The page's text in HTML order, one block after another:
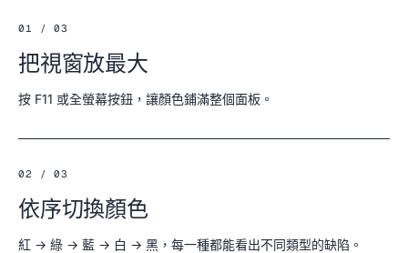
01 / 03
把視窗放最大
按 F11 或全螢幕按鈕，讓顏色鋪滿整個面板。
02 / 03
依序切換顏色
紅 → 綠 → 藍 → 白 → 黑，每一種都能看出不同類型的缺陷。